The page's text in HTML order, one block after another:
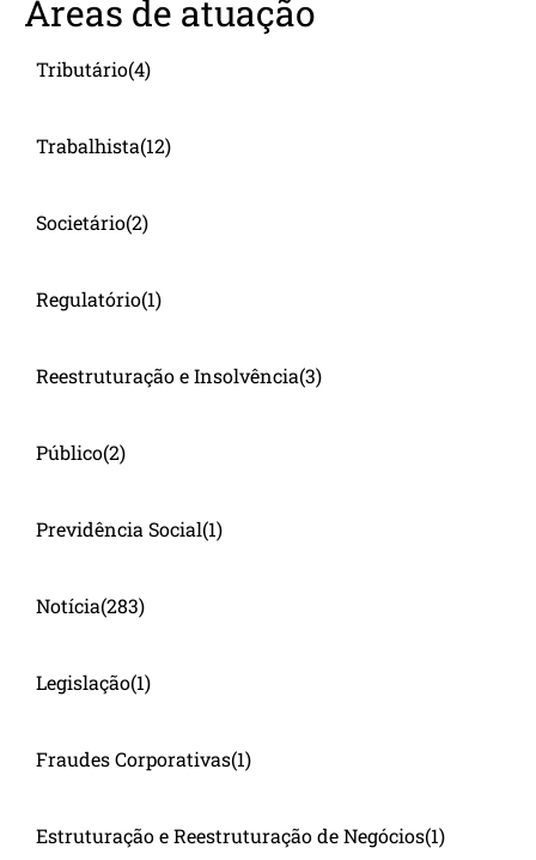
Áreas de atuação
Tributário(4)
Trabalhista(12)
Societário(2)
Regulatório(1)
Reestruturação e Insolvência(3)
Público(2)
Previdência Social(1)
Notícia(283)
Legislação(1)
Fraudes Corporativas(1)
Estruturação e Reestruturação de Negócios(1)